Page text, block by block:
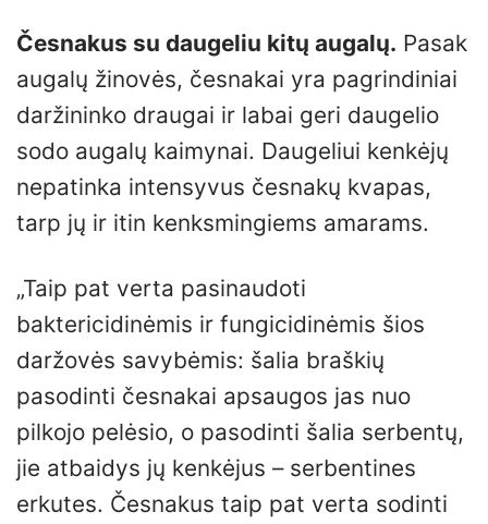
Česnakus su daugeliu kitų augalų. Pasak
augalų žinovės, česnakai yra pagrindiniai
daržininko draugai ir labai geri daugelio
sodo augalų kaimynai. Daugeliui kenkėjų
nepatinka intensyvus česnakų kvapas,
tarp jų ir itin kenksmingiems amarams.
„Taip pat verta pasinaudoti
baktericidinėmis ir fungicidinėmis šios
daržovės savybėmis: šalia braškių
pasodinti česnakai apsaugos jas nuo
pilkojo pelėsio, o pasodinti šalia serbentų,
jie atbaidys jų kenkėjus – serbentines
erkutes. Česnakus taip pat verta sodinti